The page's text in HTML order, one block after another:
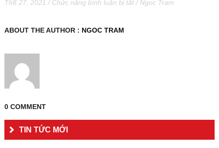
Th8 27, 2021 / Chức năng bình luận bị tắtở/ Ngoc Tram
ABOUT THE AUTHOR : NGOC TRAM
0 COMMENT
TIN TỨC MỚI